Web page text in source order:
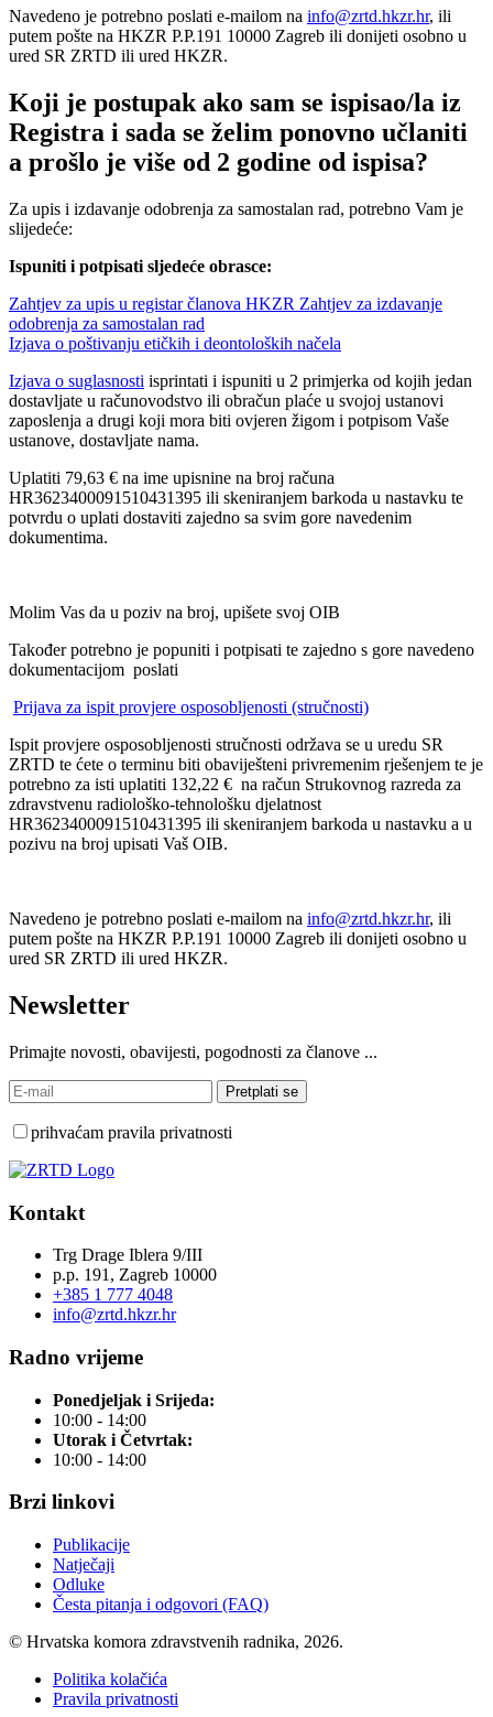
Navedeno je potrebno poslati e-mailom na info@zrtd.hkzr.hr, ili
putem pošte na HKZR P.P.191 10000 Zagreb ili donijeti osobno u
ured SR ZRTD ili ured HKZR.
Koji je postupak ako sam se ispisao/la iz
Registra i sada se želim ponovno učlaniti
a prošlo je više od 2 godine od ispisa?
Za upis i izdavanje odobrenja za samostalan rad, potrebno Vam je
slijedeće:
Ispuniti i potpisati sljedeće obrasce:
Zahtjev za upis u registar članova HKZR Zahtjev za izdavanje
odobrenja za samostalan rad
Izjava o poštivanju etičkih i deontoloških načela
Izjava o suglasnosti isprintati i ispuniti u 2 primjerka od kojih jedan
dostavljate u računovodstvo ili obračun plaće u svojoj ustanovi
zaposlenja a drugi koji mora biti ovjeren žigom i potpisom Vaše
ustanove, dostavljate nama.
Uplatiti 79,63 € na ime upisnine na broj računa
HR3623400091510431395 ili skeniranjem barkoda u nastavku te
potvrdu o uplati dostaviti zajedno sa svim gore navedenim
dokumentima.
Molim Vas da u poziv na broj, upišete svoj OIB
Također potrebno je popuniti i potpisati te zajedno s gore navedeno
dokumentacijom poslati
Prijava za ispit provjere osposobljenosti (stručnosti)
Ispit provjere osposobljenosti stručnosti održava se u uredu SR
ZRTD te ćete o terminu biti obaviješteni privremenim rješenjem te je
potrebno za isti uplatiti 132,22 € na račun Strukovnog razreda za
zdravstvenu radiološko-tehnološku djelatnost
HR3623400091510431395 ili skeniranjem barkoda u nastavku a u
pozivu na broj upisati Vaš OIB.
Navedeno je potrebno poslati e-mailom na info@zrtd.hkzr.hr, ili
putem pošte na HKZR P.P.191 10000 Zagreb ili donijeti osobno u
ured SR ZRTD ili ured HKZR.
Newsletter
Primajte novosti, obavijesti, pogodnosti za članove ...
prihvaćam pravila privatnosti
Kontakt
Trg Drage Iblera 9/III
p.p. 191, Zagreb 10000
+385 1 777 4048
info@zrtd.hkzr.hr
Radno vrijeme
Ponedjeljak i Srijeda:
10:00 - 14:00
Utorak i Četvrtak:
10:00 - 14:00
Brzi linkovi
Publikacije
Natječaji
Odluke
Česta pitanja i odgovori (FAQ)
© Hrvatska komora zdravstvenih radnika, 2026.
Politika kolačića
Pravila privatnosti